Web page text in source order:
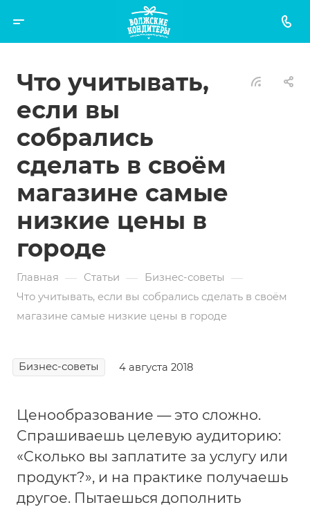
Что учитывать,
если вы
собрались
сделать в своём
магазине самые
низкие цены в
городе
Главная — Статьи — Бизнес-советы —
Что учитывать, если вы собрались сделать в своём
магазине самые низкие цены в городе
Бизнес-советы 4 августа 2018
Ценообразование — это сложно.
Спрашиваешь целевую аудиторию:
«Сколько вы заплатите за услугу или
продукт?», и на практике получаешь
другое. Пытаешься дополнить